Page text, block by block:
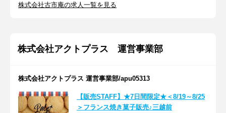
株式会社古市庵の求人一覧を見る
株式会社アクトプラス 運営事業部
株式会社アクトプラス 運営事業部/apu05313
【販売STAFF】★7日間限定★＜8/19～8/25
＞フランス焼き菓子販売♪三越前